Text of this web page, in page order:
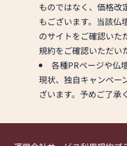
ものではなく、価格改
もございます。当該仏
のサイトをご確認いた
規約をご確認いただい
各種PRページや仏
現状、独自キャンペー
ざいます。予めご了承